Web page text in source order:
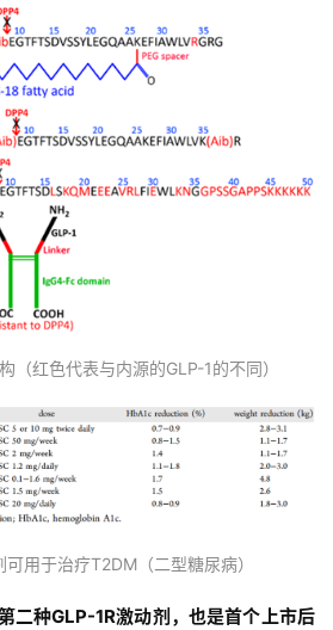
（红色代表与内源的GLP-1的不同）
可用于治疗T2DM（二型糖尿病）
二种GLP-1R激动剂，也是首个上市后